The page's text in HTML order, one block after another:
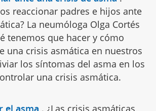
reaccionar padres e hijos ante
La neumóloga Olga Cortés
tenemos que hacer y cómo
una crisis asmática en nuestros
los síntomas del asma en los
una crisis asmática.
el asma . ¿Las crisis asmáticas